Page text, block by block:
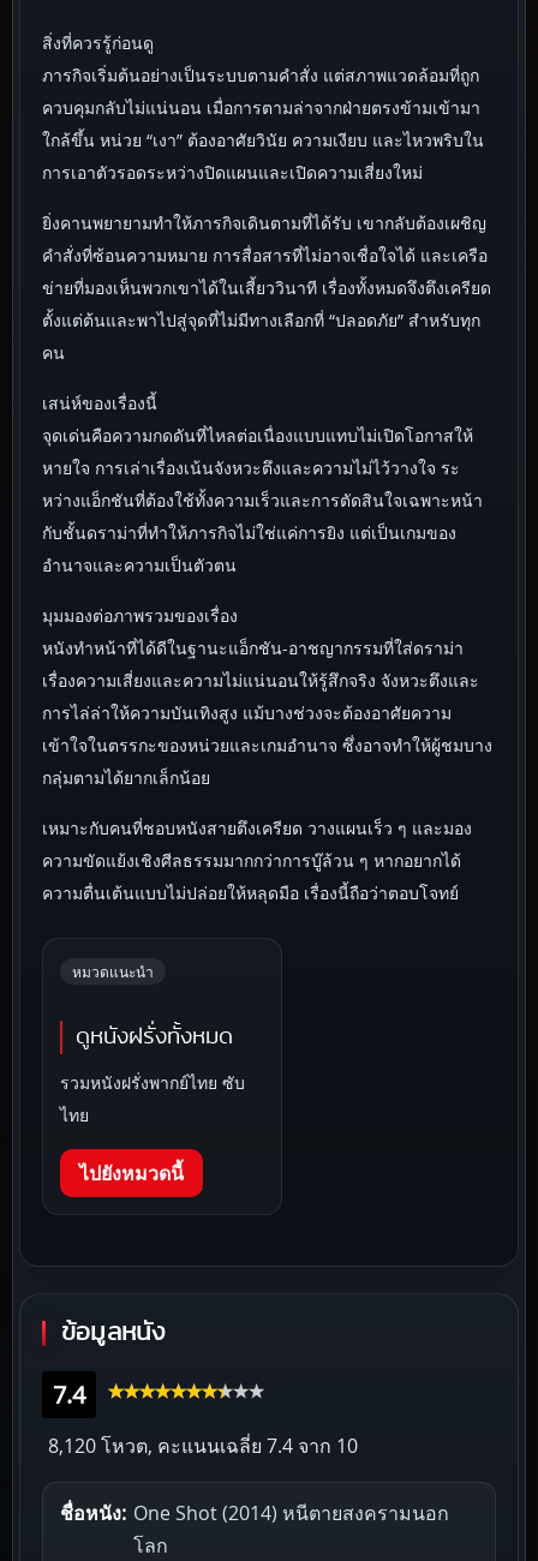
สิ่งที่ควรรู้ก่อนดู
ภารกิจเริ่มต้นอย่างเป็นระบบตามคำสั่ง แต่สภาพแวดล้อมที่ถูก
ควบคุมกลับไม่แน่นอน เมื่อการตามล่าจากฝ่ายตรงข้ามเข้ามา
ใกล้ขึ้น หน่วย “เงา” ต้องอาศัยวินัย ความเงียบ และไหวพริบใน
การเอาตัวรอดระหว่างปิดแผนและเปิดความเสี่ยงใหม่
ยิ่งคานพยายามทำให้ภารกิจเดินตามที่ได้รับ เขากลับต้องเผชิญ
คำสั่งที่ซ้อนความหมาย การสื่อสารที่ไม่อาจเชื่อใจได้ และเครือ
ข่ายที่มองเห็นพวกเขาได้ในเสี้ยววินาที เรื่องทั้งหมดจึงตึงเครียด
ตั้งแต่ต้นและพาไปสู่จุดที่ไม่มีทางเลือกที่ “ปลอดภัย” สำหรับทุก
คน
เสน่ห์ของเรื่องนี้
จุดเด่นคือความกดดันที่ไหลต่อเนื่องแบบแทบไม่เปิดโอกาสให้
หายใจ การเล่าเรื่องเน้นจังหวะตึงและความไม่ไว้วางใจ ระ
หว่างแอ็กชันที่ต้องใช้ทั้งความเร็วและการตัดสินใจเฉพาะหน้า
กับชั้นดราม่าที่ทำให้ภารกิจไม่ใช่แค่การยิง แต่เป็นเกมของ
อำนาจและความเป็นตัวตน
มุมมองต่อภาพรวมของเรื่อง
หนังทำหน้าที่ได้ดีในฐานะแอ็กชัน-อาชญากรรมที่ใส่ดราม่า
เรื่องความเสี่ยงและความไม่แน่นอนให้รู้สึกจริง จังหวะตึงและ
การไล่ล่าให้ความบันเทิงสูง แม้บางช่วงจะต้องอาศัยความ
เข้าใจในตรรกะของหน่วยและเกมอำนาจ ซึ่งอาจทำให้ผู้ชมบาง
กลุ่มตามได้ยากเล็กน้อย
เหมาะกับคนที่ชอบหนังสายตึงเครียด วางแผนเร็ว ๆ และมอง
ความขัดแย้งเชิงศีลธรรมมากกว่าการบู๊ล้วน ๆ หากอยากได้
ความตื่นเต้นแบบไม่ปล่อยให้หลุดมือ เรื่องนี้ถือว่าตอบโจทย์
หมวดแนะนำ
ดูหนังฝรั่งทั้งหมด
รวมหนังฝรั่งพากย์ไทย ซับ
ไทย
ไปยังหมวดนี้
ข้อมูลหนัง
7.4
8,120 โหวต, คะแนนเฉลี่ย 7.4 จาก 10
ชื่อหนัง: One Shot (2014) หนีตายสงครามนอก
โลก